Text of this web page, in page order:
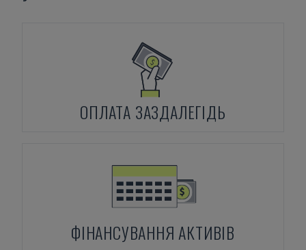
ОПЛАТА ЗАЗДАЛЕГІДЬ
ФІНАНСУВАННЯ АКТИВІВ